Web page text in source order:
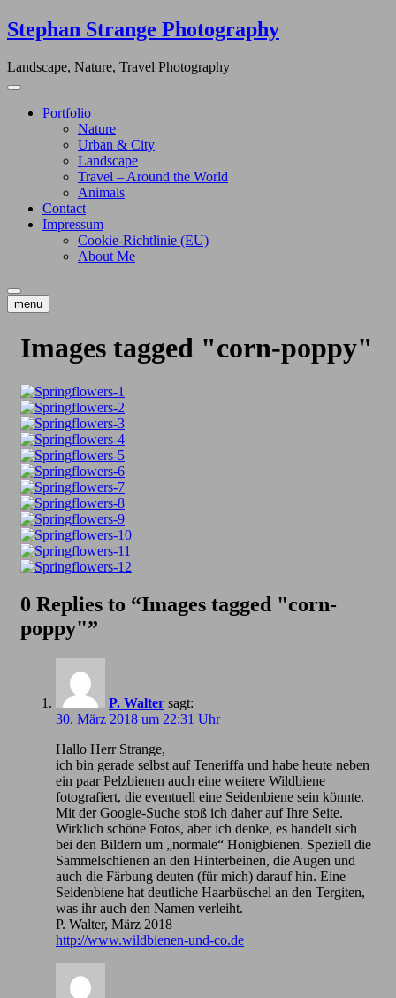
Skip
to
Stephan Strange Photography
Landscape, Nature, Travel Photography
Portfolio
Nature
Urban & City
Landscape
Travel – Around the World
Animals
Contact
Impressum
Cookie-Richtlinie (EU)
About Me
menu
Images tagged "corn-poppy"
0 Replies to “Images tagged "corn-
poppy"”
P. Walter sagt:
30. März 2018 um 22:31 Uhr
Hallo Herr Strange,
ich bin gerade selbst auf Teneriffa und habe heute neben
ein paar Pelzbienen auch eine weitere Wildbiene
fotografiert, die eventuell eine Seidenbiene sein könnte.
Mit der Google-Suche stoß ich daher auf Ihre Seite.
Wirklich schöne Fotos, aber ich denke, es handelt sich
bei den Bildern um „normale“ Honigbienen. Speziell die
Sammelschienen an den Hinterbeinen, die Augen und
auch die Färbung deuten (für mich) darauf hin. Eine
Seidenbiene hat deutliche Haarbüschel an den Tergiten,
was ihr auch den Namen verleiht.
P. Walter, März 2018
http://www.wildbienen-und-co.de